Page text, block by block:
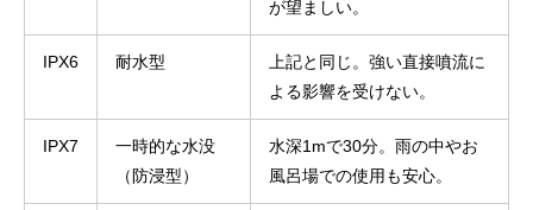
が望ましい。
IPX6 耐水型
上記と同じ。強い直接噴流に
よる影響を受けない。
IPX7
一時的な水没
（防浸型）
水深1mで30分。雨の中やお
風呂場での使用も安心。